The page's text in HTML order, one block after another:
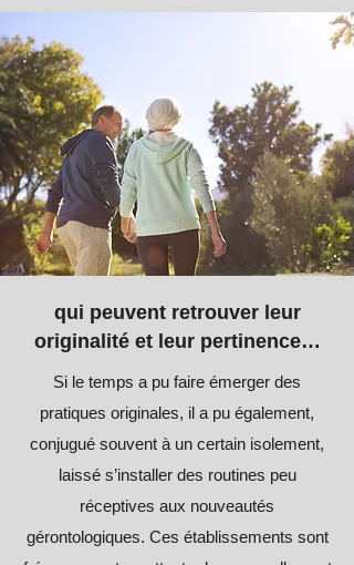
qui peuvent retrouver leur
originalité et leur pertinence…
Si le temps a pu faire émerger des
pratiques originales, il a pu également,
conjugué souvent à un certain isolement,
laissé s’installer des routines peu
réceptives aux nouveautés
gérontologiques. Ces établissements sont